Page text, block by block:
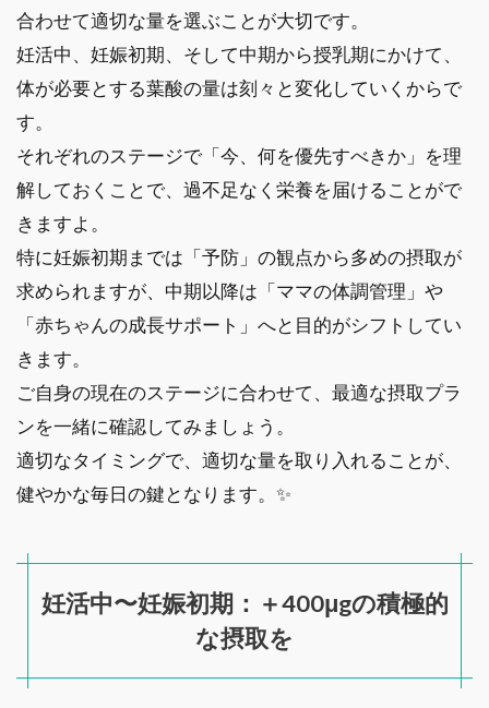
合わせて適切な量を選ぶことが大切です。
妊活中、妊娠初期、そして中期から授乳期にかけて、
体が必要とする葉酸の量は刻々と変化していくからで
す。
それぞれのステージで「今、何を優先すべきか」を理
解しておくことで、過不足なく栄養を届けることがで
きますよ。
特に妊娠初期までは「予防」の観点から多めの摂取が
求められますが、中期以降は「ママの体調管理」や
「赤ちゃんの成長サポート」へと目的がシフトしてい
きます。
ご自身の現在のステージに合わせて、最適な摂取プラ
ンを一緒に確認してみましょう。
適切なタイミングで、適切な量を取り入れることが、
健やかな毎日の鍵となります。✨
妊活中〜妊娠初期：＋400μgの積極的
な摂取を